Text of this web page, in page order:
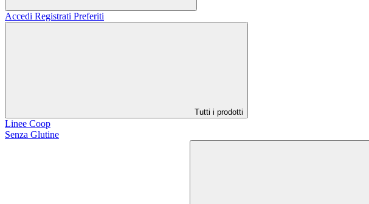
Accedi Registrati Preferiti
Tutti i prodotti
Linee Coop
Senza Glutine